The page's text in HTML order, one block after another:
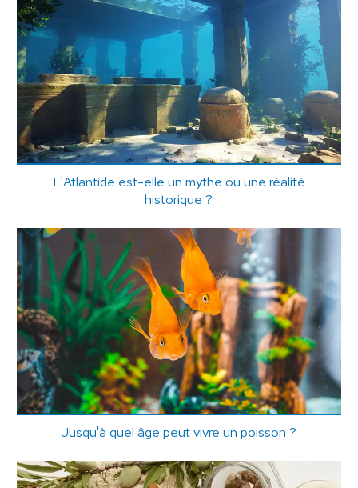
L'Atlantide est-elle un mythe ou une réalité
historique ?
Jusqu'à quel âge peut vivre un poisson ?